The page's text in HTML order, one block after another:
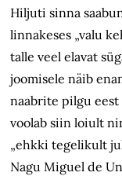
Hiljuti sinna
linnakeses „valu
talle veel elavat
joomisele näib
naabrite pilgu eest
voolab siin loiult
„ehkki tegelikult
Nagu Miguel de